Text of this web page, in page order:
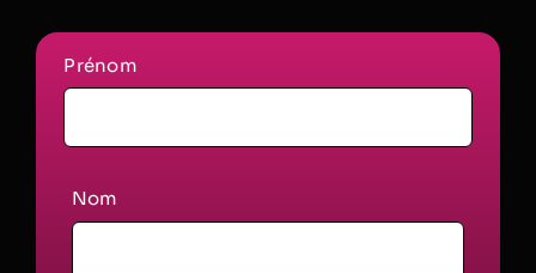
Prénom
Nom